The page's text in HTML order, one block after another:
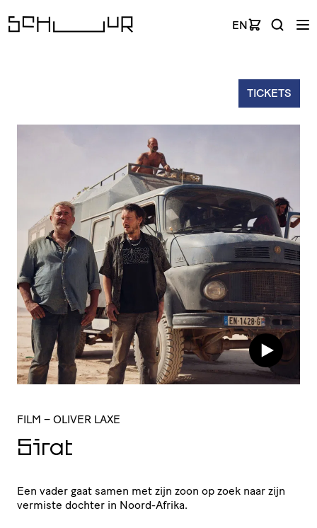
EN
TICKETS
FILM – OLIVER LAXE
Sirat
Een vader gaat samen met zijn zoon op zoek naar zijn
vermiste dochter in Noord-Afrika.